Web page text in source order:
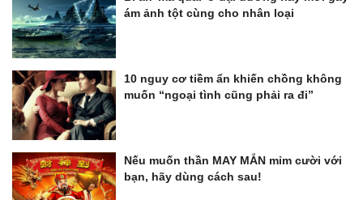
ám ảnh tột cùng cho nhân loại
10 nguy cơ tiềm ẩn khiến chồng không
muốn “ngoại tình cũng phải ra đi”
Nếu muốn thần MAY MẮN mỉm cười với
bạn, hãy dùng cách sau!